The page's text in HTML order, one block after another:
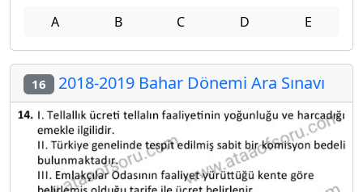
A B C D E
16 2018-2019 Bahar Dönemi Ara Sınavı